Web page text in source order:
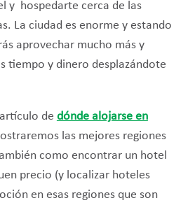
y hospedarte cerca de las
La ciudad es enorme y estando
aprovechar mucho más y
tiempo y dinero desplazándote
de dónde alojarse en
las mejores regiones
como encontrar un hotel
precio (y localizar hoteles
en esas regiones que son